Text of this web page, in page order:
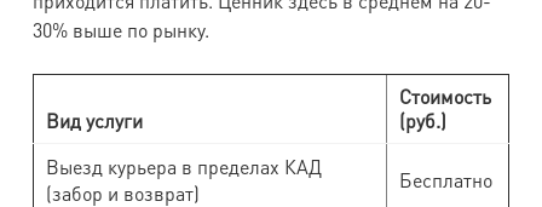
30% выше по рынку.
Вид услуги
Стоимость
(руб.)
Выезд курьера в пределах КАД
(забор и возврат)
Бесплатно